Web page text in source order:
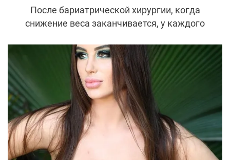
После бариатрической хирургии, когда
снижение веса заканчивается, у каждого
необходимости преобразования контуров
тела: почти у всех пациентов после
бариатрической операции на теле в
разных областях появляются
значительные избыточные дряблые
кожно-жировые складки.